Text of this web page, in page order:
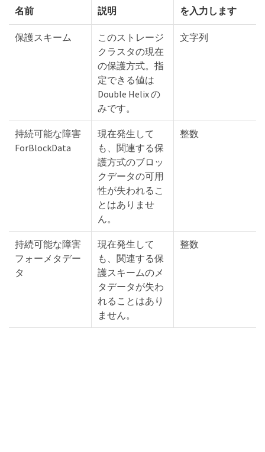
名前 説明 を入力します
保護スキーム
このストレージ
クラスタの現在
の保護方式。指
定できる値は
Double Helix の
みです。
文字列
持続可能な障害
ForBlockData
現在発生して
も、関連する保
護方式のブロッ
クデータの可用
性が失われるこ
とはありませ
ん。
整数
持続可能な障害
フォーメタデー
タ
現在発生して
も、関連する保
護スキームのメ
タデータが失わ
れることはあり
ません。
整数